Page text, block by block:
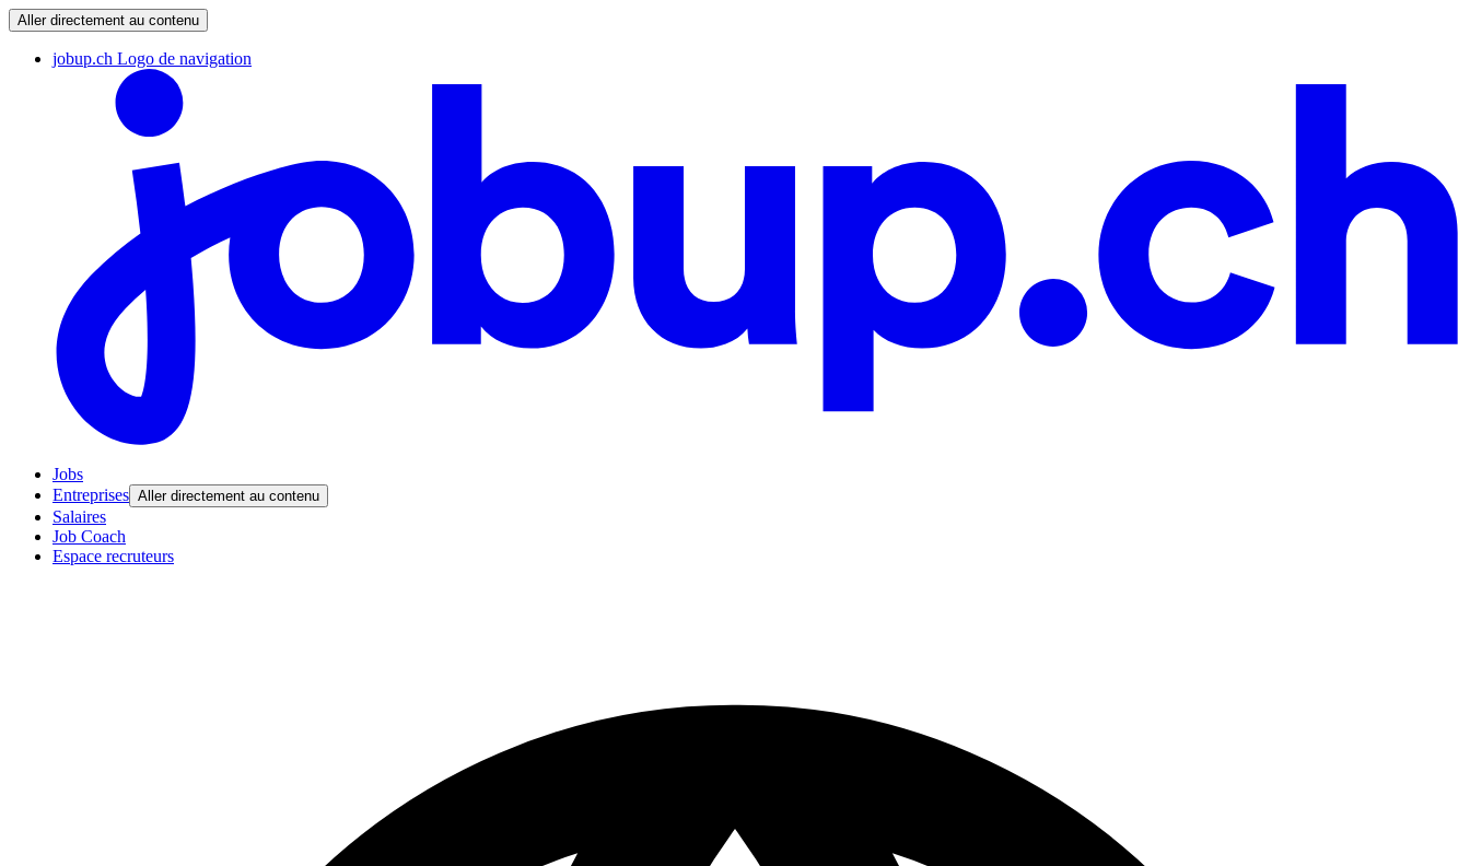
Aller directement au contenu
jobup.ch Logo de navigation
Jobs
Entreprises Aller directement au contenu
Salaires
Job Coach
Espace recruteurs